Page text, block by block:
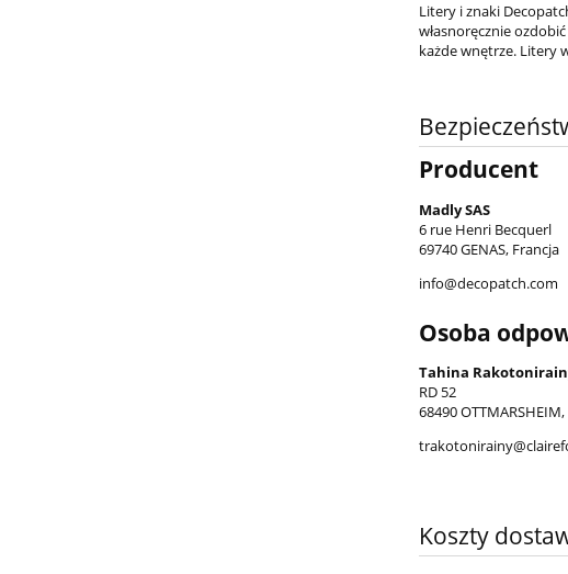
Litery i znaki
własnoręcznie
każde wnętrze. Litery
Producent
Madly SAS
6 rue Henri Becquerl
69740 GENAS, Francja
info@decopatch.com
Osoba
Tahina
RD 52
68490
Koszty